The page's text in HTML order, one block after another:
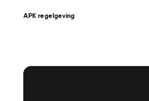
APK regelgeving